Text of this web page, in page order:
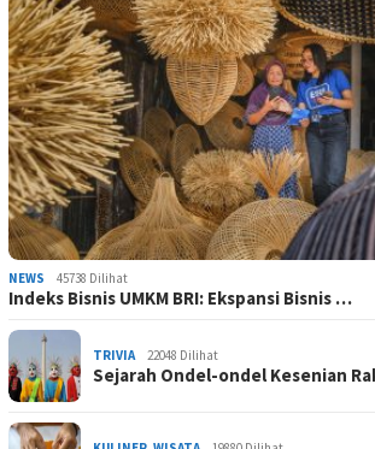
NEWS 45738 Dilihat
Indeks Bisnis UMKM BRI: Ekspansi Bisnis …
TRIVIA 22048 Dilihat
Sejarah Ondel-ondel Kesenian